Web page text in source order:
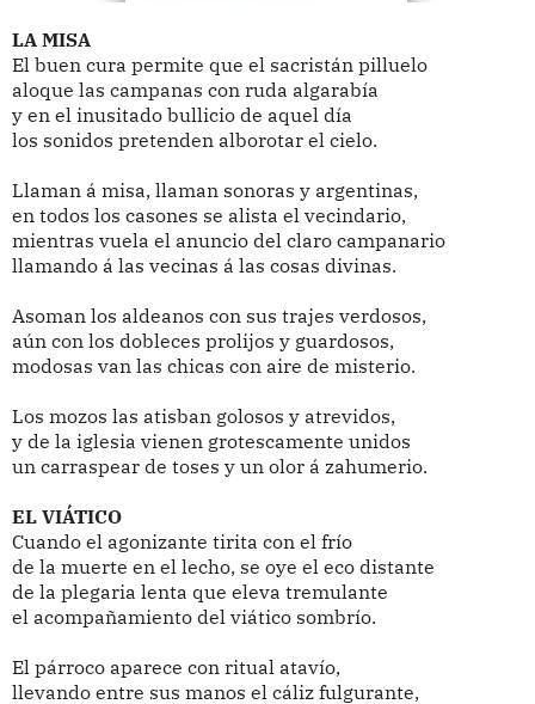
LA MISA
El buen cura permite que el sacristán pilluelo
aloque las campanas con ruda algarabía
y en el inusitado bullicio de aquel día
los sonidos pretenden alborotar el cielo.
Llaman á misa, llaman sonoras y argentinas,
en todos los casones se alista el vecindario,
mientras vuela el anuncio del claro campanario
llamando á las vecinas á las cosas divinas.
Asoman los aldeanos con sus trajes verdosos,
aún con los dobleces prolijos y guardosos,
modosas van las chicas con aire de misterio.
Los mozos las atisban golosos y atrevidos,
y de la iglesia vienen grotescamente unidos
un carraspear de toses y un olor á zahumerio.
EL VIÁTICO
Cuando el agonizante tirita con el frío
de la muerte en el lecho, se oye el eco distante
de la plegaria lenta que eleva tremulante
el acompañamiento del viático sombrío.
El párroco aparece con ritual atavío,
llevando entre sus manos el cáliz fulgurante,